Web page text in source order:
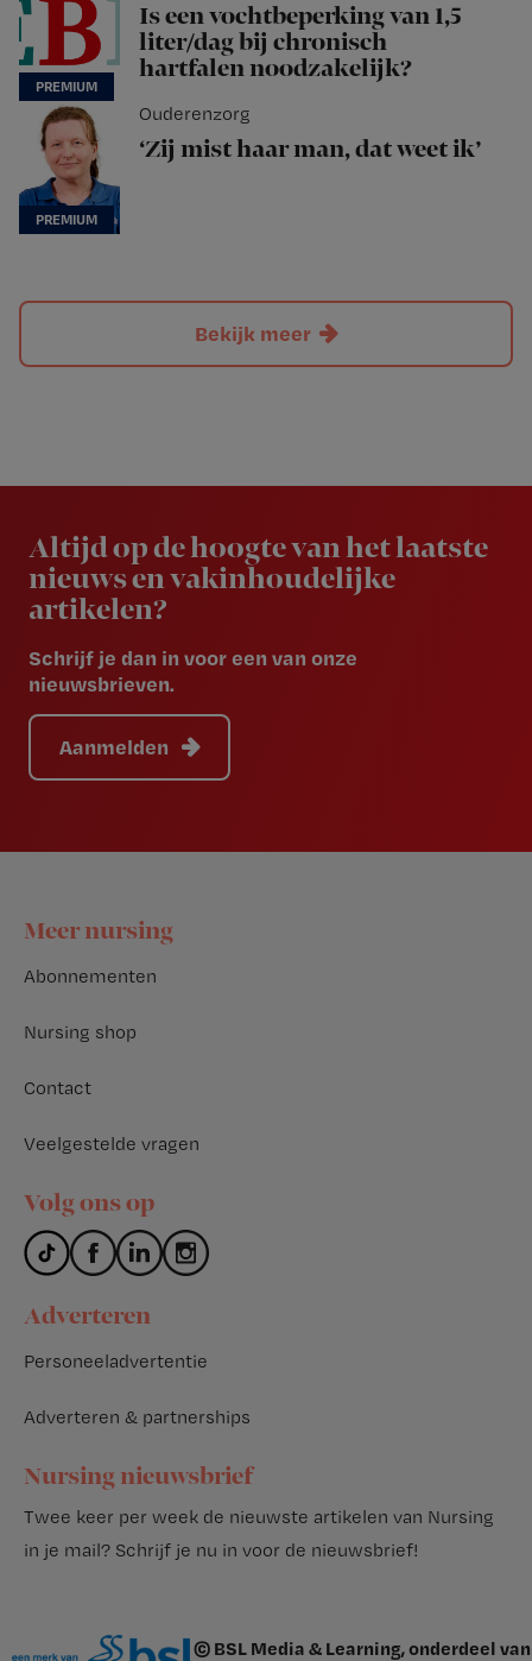
Is een vochtbeperking van 1,5
liter/dag bij chronisch
hartfalen noodzakelijk?
Ouderenzorg
‘Zij mist haar man, dat weet ik’
Bekijk meer
Altijd op de hoogte van het laatste
nieuws en vakinhoudelijke
artikelen?
Schrijf je dan in voor een van onze
nieuwsbrieven.
Aanmelden
Footer
Meer nursing
Abonnementen
Nursing shop
Contact
Veelgestelde vragen
Volg ons op
Adverteren
Personeeladvertentie
Adverteren & partnerships
Nursing nieuwsbrief
Twee keer per week de nieuwste artikelen van Nursing
in je mail? Schrijf je nu in voor de nieuwsbrief!
© BSL Media & Learning, onderdeel van